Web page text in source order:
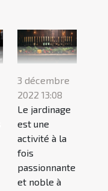
3 décembre
2022 13:08
Le jardinage
est une
activité à la
fois
passionnante
et noble à